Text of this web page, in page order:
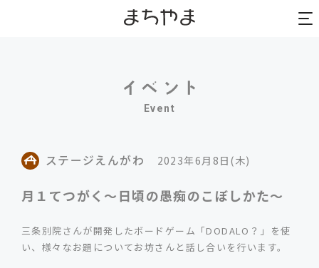
Event
ステージえんがわ 2023年6月8日(木)
月１てつがく〜日頃の愚痴のこぼしかた〜
三条別院さんが開発したボードゲーム「DODALO？」を使
い、様々なお題についてお坊さんと話し合いを行います。